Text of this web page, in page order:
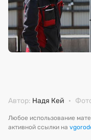
Автор: Надя Кей ·
Любое использование
активной ссылки на